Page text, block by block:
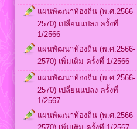
แผนพัฒนาท้องถิ่น (พ.ศ.2566-
2570) เปลี่ยนแปลง ครั้งที่
1/2566
แผนพัฒนาท้องถิ่น (พ.ศ.2566-
2570) เพิ่มเติม ครั้งที่ 1/2566
แผนพัฒนาท้องถิ่น (พ.ศ.2566-
2570) เปลี่ยนแปลง ครั้งที่
1/2567
แผนพัฒนาท้องถิ่น (พ.ศ.2566-